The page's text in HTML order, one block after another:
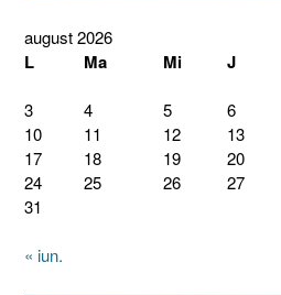
august 2026
L Ma Mi J
3
4 5 6
10
11 12 13
17
18 19 20
24
25 26 27
31
« iun.